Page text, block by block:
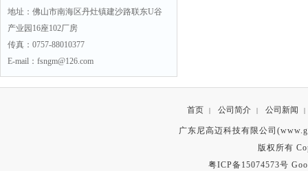
地址：佛山市南海区丹灶镇建沙路联东U谷
产业园16座102厂房
传真：0757-88010377
E-mail：fsngm@126.com
首页 | 公司简介 | 公司新闻 |
广东尼高迈科技有限公司
版权所有
粤ICP备15074573号